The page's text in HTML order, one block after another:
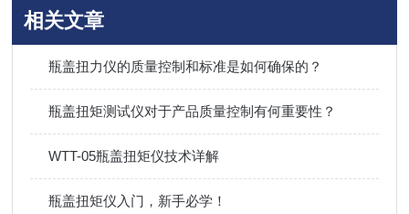
相关文章
瓶盖扭力仪的质量控制和标准是如何确保的？
瓶盖扭矩测试仪对于产品质量控制有何重要性？
WTT-05瓶盖扭矩仪技术详解
瓶盖扭矩仪入门，新手必学！